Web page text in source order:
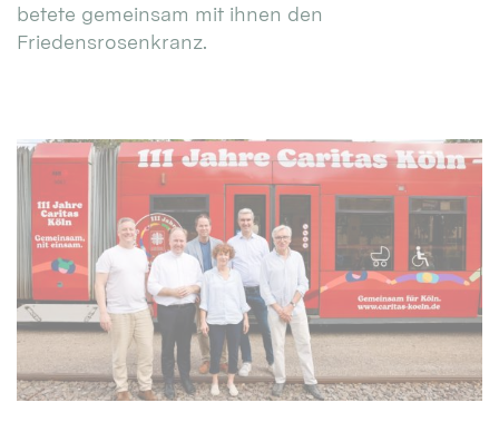
betete gemeinsam mit ihnen den
Friedensrosenkranz.